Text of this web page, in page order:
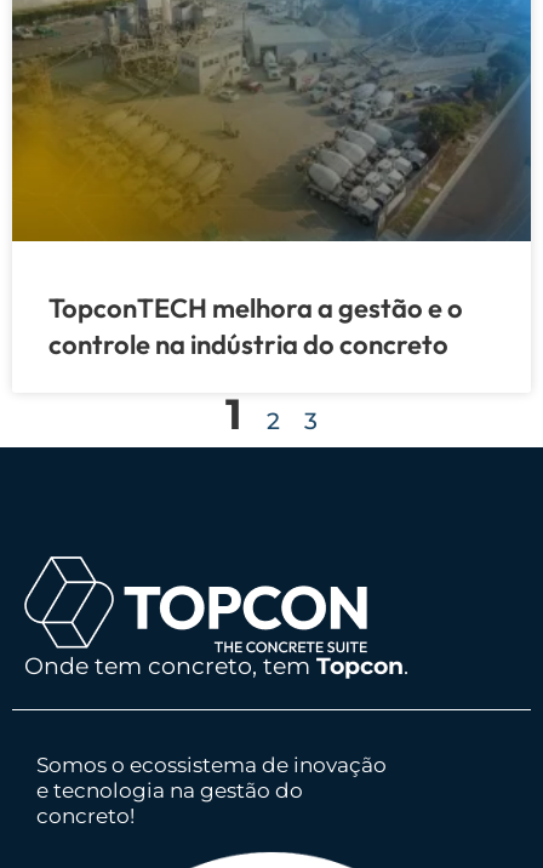
TopconTECH melhora a gestão e o
controle na indústria do concreto
1 2 3
Onde tem concreto, tem Topcon.
Somos o ecossistema de inovação
e tecnologia na gestão do
concreto!